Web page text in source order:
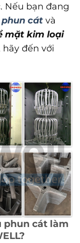
Nếu bạn đang
cát và
mặt kim loại
đến với
phun cát làm